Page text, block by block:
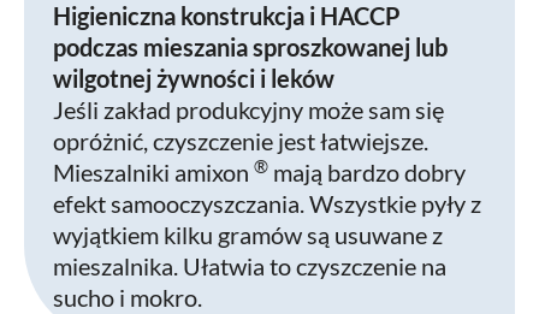
Higieniczna konstrukcja i HACCP
podczas mieszania sproszkowanej lub
wilgotnej żywności i leków
Jeśli zakład produkcyjny może sam się
opróżnić, czyszczenie jest łatwiejsze.
Mieszalniki amixon ® mają bardzo dobry
efekt samooczyszczania. Wszystkie pyły z
wyjątkiem kilku gramów są usuwane z
mieszalnika. Ułatwia to czyszczenie na
sucho i mokro.